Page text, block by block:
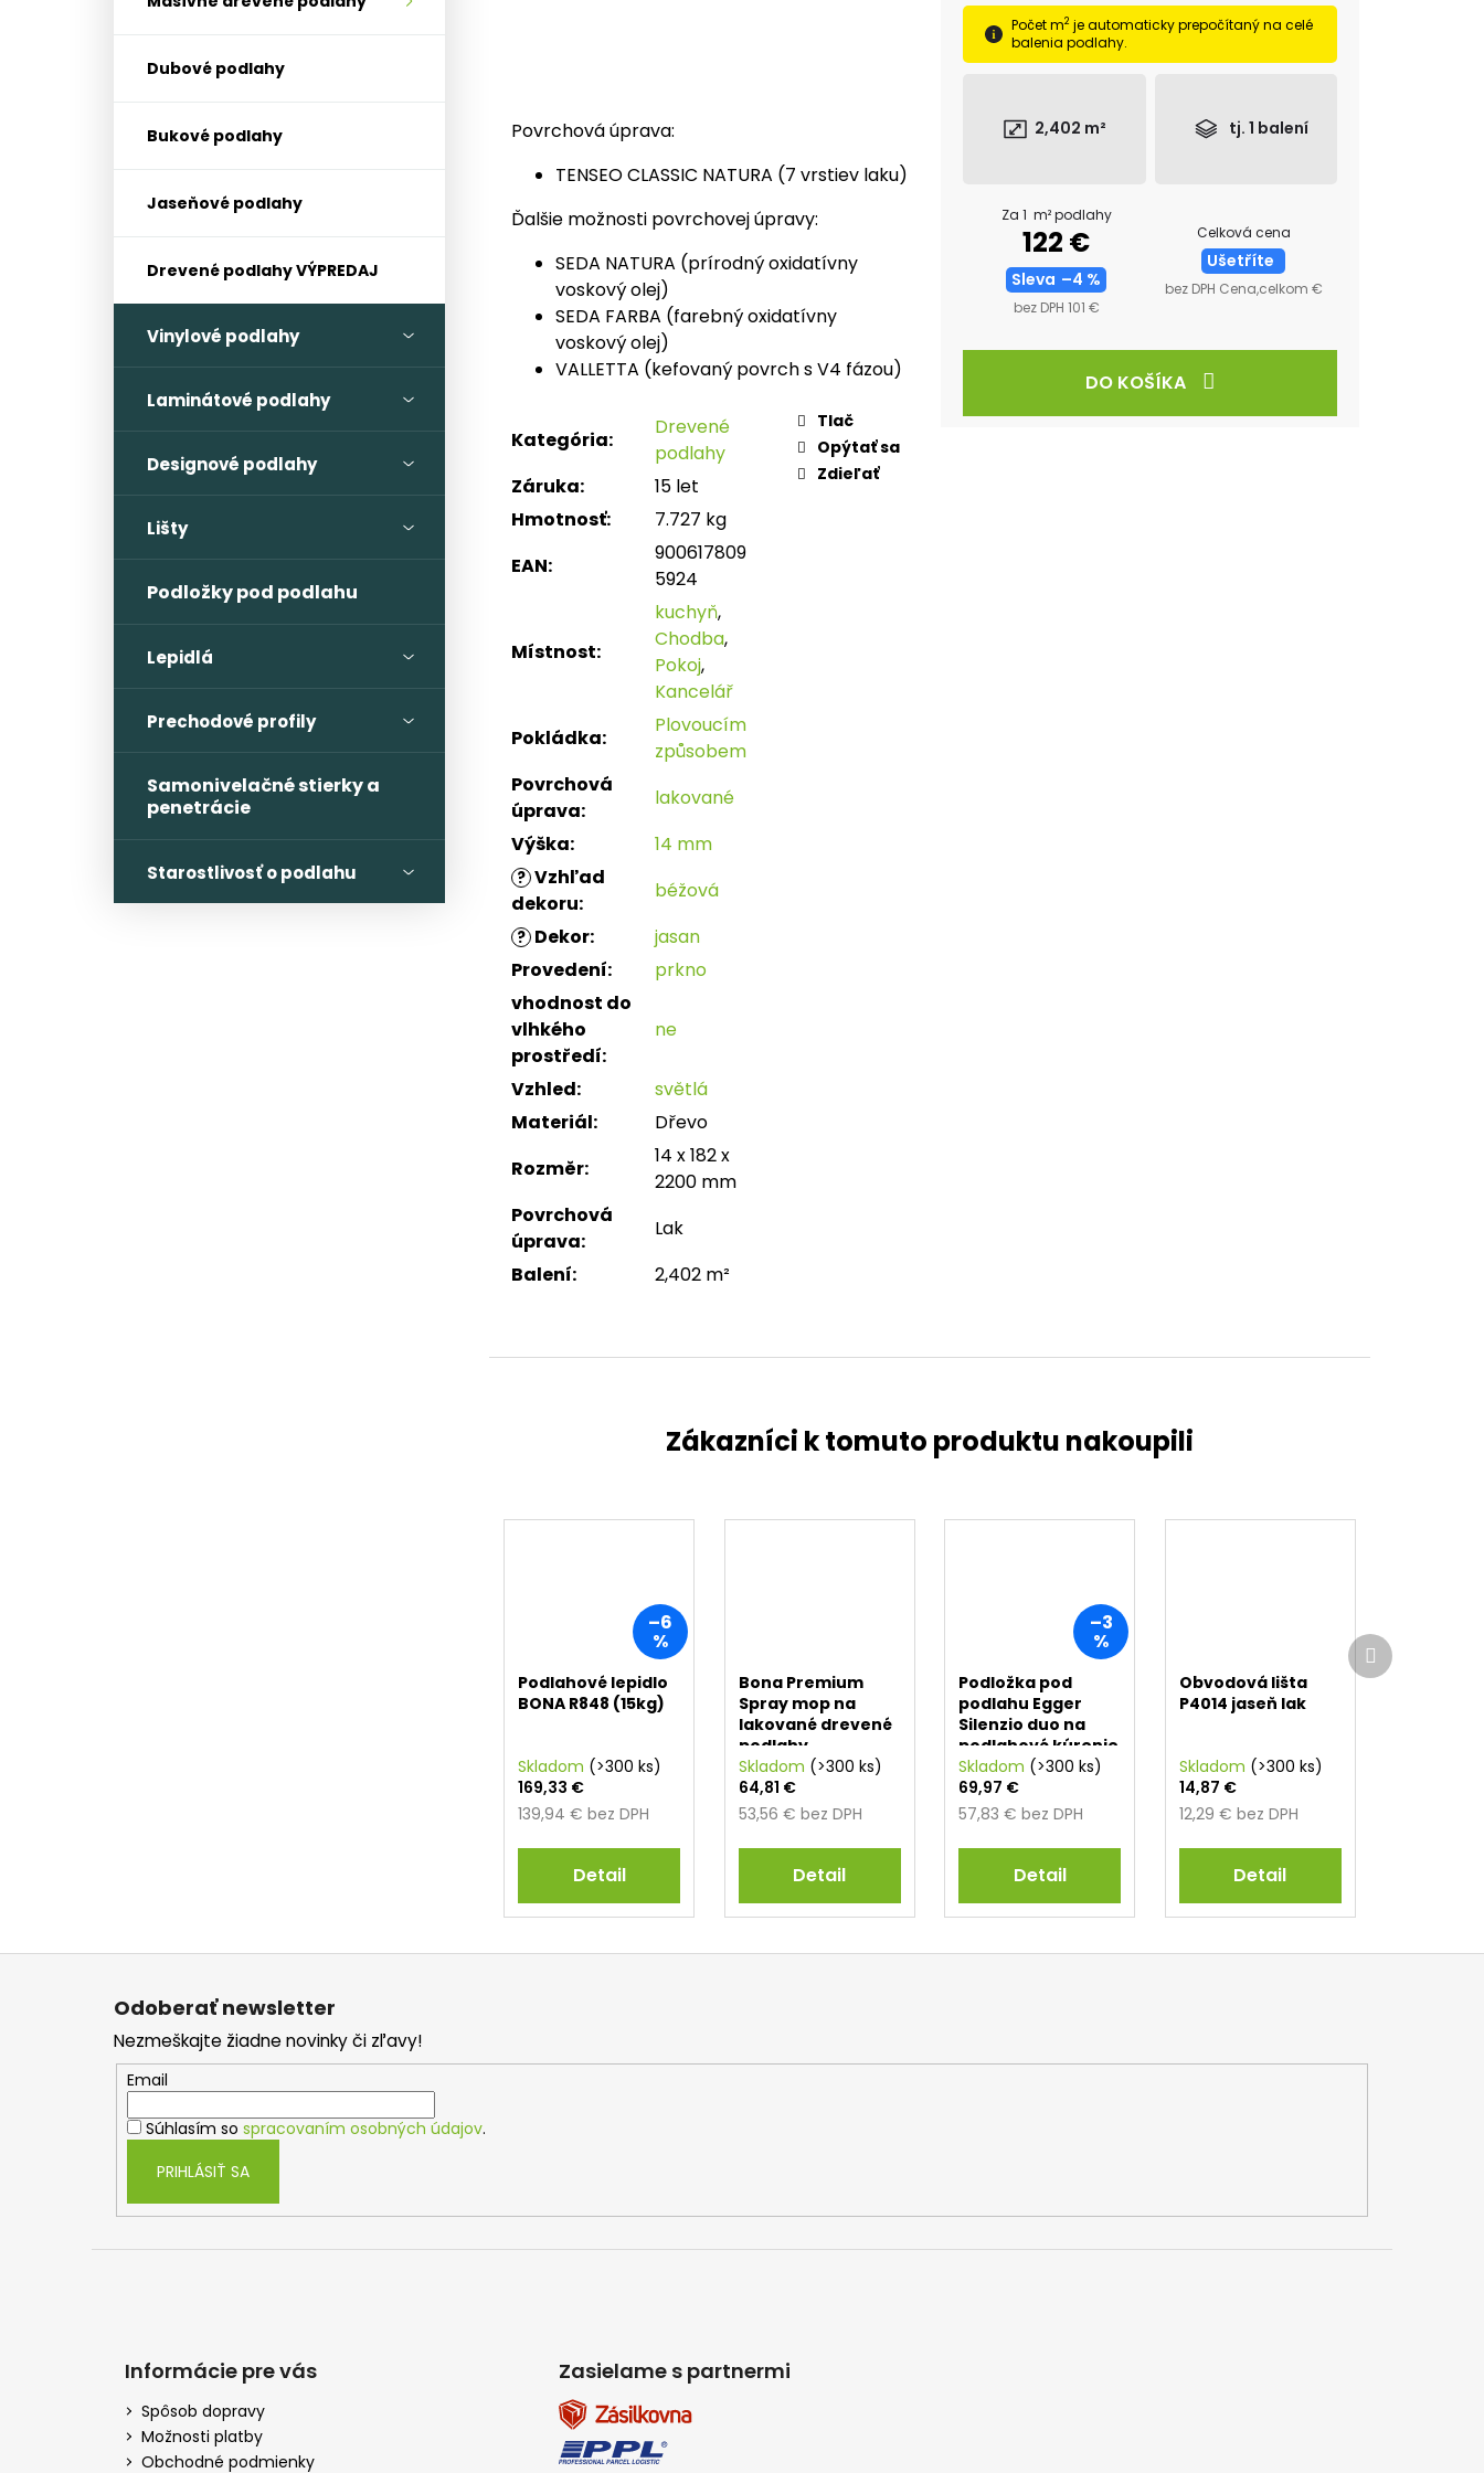
Dubové podlahy
Bukové podlahy
Jaseňové podlahy
Drevené podlahy VÝPREDAJ
Vinylové podlahy
Laminátové podlahy
Designové podlahy
Lišty
Podložky pod podlahu
Lepidlá
Prechodové profily
Samonivelačné stierky a
penetrácie
Starostlivosť o podlahu
Počet m2 je automaticky prepočítaný na celé
balenia podlahy.
2,402 m² tj. 1 balení
Za 1 m² podlahy
122 €
Sleva –4 %
bez DPH 101 €
Celková cena
Ušetříte
bez DPH Cena,celkom €
DO KOŠÍKA
Povrchová úprava:
TENSEO CLASSIC NATURA (7 vrstiev laku)
Ďalšie možnosti povrchovej úpravy:
SEDA NATURA (prírodný oxidatívny
voskový olej)
SEDA FARBA (farebný oxidatívny
voskový olej)
VALLETTA (kefovaný povrch s V4 fázou)
Kategória:
Drevené
podlahy
Záruka:
15 let
Hmotnosť:
7.727 kg
EAN:
900617809
5924
Místnost:
kuchyň,
Chodba,
Pokoj,
Kancelář
Pokládka:
Plovoucím
způsobem
Povrchová
úprava:
lakované
Výška: 14 mm
? Vzhľad
dekoru:
béžová
? Dekor:
jasan
Provedení:
prkno
vhodnost do
vlhkého
prostředí:
ne
Vzhled:
světlá
Materiál:
Dřevo
Rozměr:
14 x 182 x
2200 mm
Povrchová
úprava:
Lak
Balení: 2,402 m²
Tlač
Opýtať sa
Zdieľať
–6
%
Podlahové lepidlo
BONA R848 (15kg)
Skladom (>300 ks)
139,94 € bez DPH
169,33 €
Detail
Bona Premium
Spray mop na
lakované drevené
podlahy
Skladom (>300 ks)
53,56 € bez DPH
64,81 €
Detail
–3
%
Podložka pod
podlahu Egger
Silenzio duo na
podlahové kúrenie
1,5 mm
Skladom (>300 ks)
57,83 € bez DPH
69,97 €
Detail
Obvodová lišta
P4014 jaseň lak
Skladom (>300 ks)
12,29 € bez DPH
14,87 €
Detail
Ďalší
produkt
Odoberať newsletter
Nezmeškajte žiadne novinky či zľavy!
Email
Súhlasím so spracovaním osobných údajov.
PRIHLÁSIŤ SA
Informácie pre vás
Spôsob dopravy
Možnosti platby
Obchodné podmienky
Zasielame s partnermi